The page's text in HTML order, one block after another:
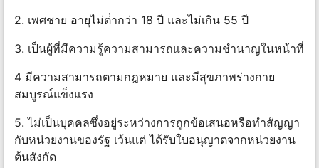
2. เพศชาย อายุไม่ต่ํากว่า 18 ปี และไม่เกิน 55 ปี
3. เป็นผู้ที่มีความรู้ความสามารถและความชํานาญในหน้าที่
4 มีความสามารถตามกฎหมาย และมีสุขภาพร่างกาย
สมบูรณ์แข็งแรง
5. ไม่เป็นบุคคลซึ่งอยู่ระหว่างการถูกข้อเสนอหรือทําสัญญา
กับหน่วยงานของรัฐ เว้นแต่ ได้รับใบอนุญาตจากหน่วยงาน
ต้นสังกัด